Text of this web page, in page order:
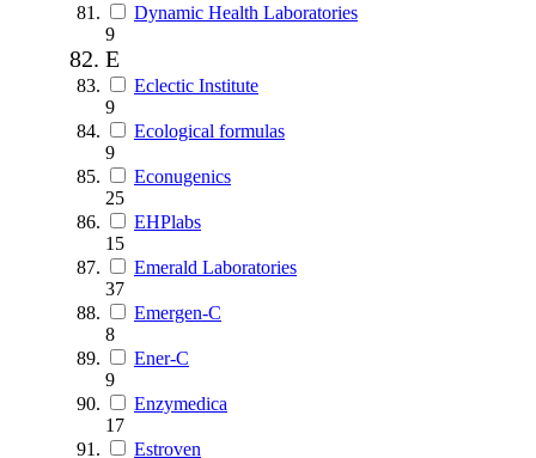
Dynamic Health Laboratories
9
E
Eclectic Institute
9
Ecological formulas
9
Econugenics
25
EHPlabs
15
Emerald Laboratories
37
Emergen-C
8
Ener-C
9
Enzymedica
17
Estroven